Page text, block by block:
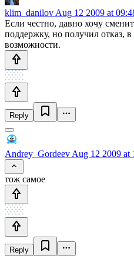
klim_danilov Aug 12 2009 at
Если честно, давно хочу
поддержку, но получил отказ,
возможности.
Reply
Andrey_Gordeev Aug 12 2009 at
тож самое
Reply